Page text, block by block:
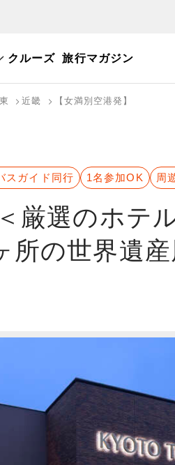
クルーズ 旅行マガジン
ップ
ップ
近畿 【女満別空港発】
厳選のホテ
所の世界遺産
スガイド同行 1名参加OK 周